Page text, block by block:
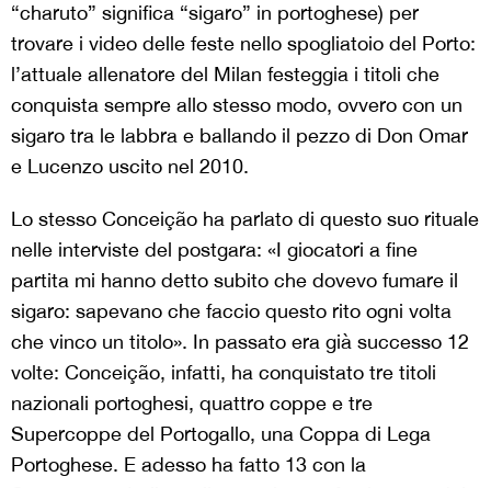
“charuto” significa “sigaro” in portoghese) per
trovare i video delle feste nello spogliatoio del Porto:
l’attuale allenatore del Milan festeggia i titoli che
conquista sempre allo stesso modo, ovvero con un
sigaro tra le labbra e ballando il pezzo di Don Omar
e Lucenzo uscito nel 2010.
Lo stesso Conceição ha parlato di questo suo rituale
nelle interviste del postgara: «I giocatori a fine
partita mi hanno detto subito che dovevo fumare il
sigaro: sapevano che faccio questo rito ogni volta
che vinco un titolo». In passato era già successo 12
volte: Conceição, infatti, ha conquistato tre titoli
nazionali portoghesi, quattro coppe e tre
Supercoppe del Portogallo, una Coppa di Lega
Portoghese. E adesso ha fatto 13 con la